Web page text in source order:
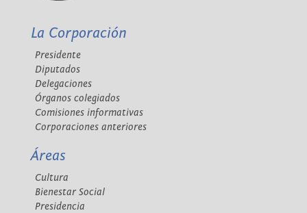
La Corporación
Presidente
Diputados
Delegaciones
Órganos colegiados
Comisiones informativas
Corporaciones anteriores
Áreas
Cultura
Bienestar Social
Presidencia